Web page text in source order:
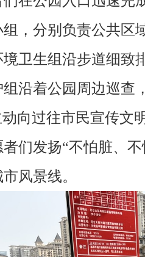
，分别负责公共
卫生组沿步道细
沿着公园周边巡
向过往市民宣传
们发扬“不怕脏、
风景线。